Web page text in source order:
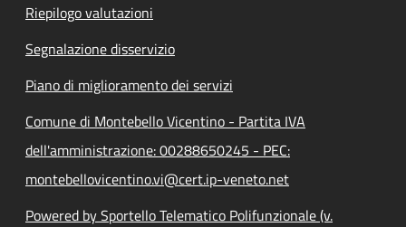
Riepilogo valutazioni
Segnalazione disservizio
Piano di miglioramento dei servizi
Comune di Montebello Vicentino - Partita IVA
dell'amministrazione: 00288650245 - PEC:
montebellovicentino.vi@cert.ip-veneto.net
Powered by Sportello Telematico Polifunzionale (v.